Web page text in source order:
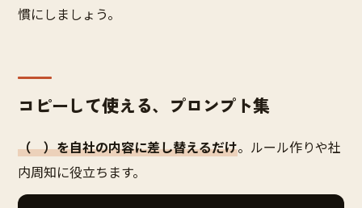
慣にしましょう。
コピーして使える、プロンプト集
（ ）を自社の内容に差し替えるだけ。ルール作りや社
内周知に役立ちます。